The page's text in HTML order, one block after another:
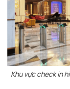
Khu vực check in